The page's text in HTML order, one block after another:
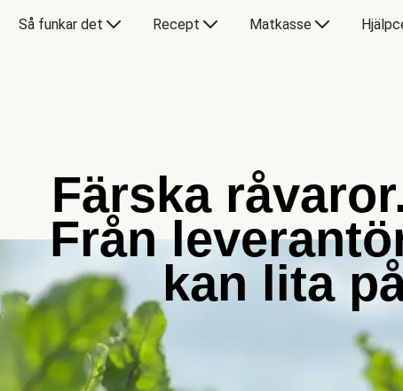
Så funkar det Recept Matkasse
Färska
Från
kan lita